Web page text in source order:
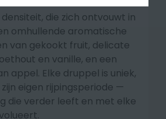
een balsamico met een
die zich ontvouwt in
omhullende aromatische
van gekookt fruit, delicate
en vanille, en een
appel. Elke druppel is uniek,
eigen rijpingsperiode —
die verder leeft en met elke